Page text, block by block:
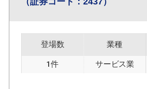
登場数
1件
業種
サービス業